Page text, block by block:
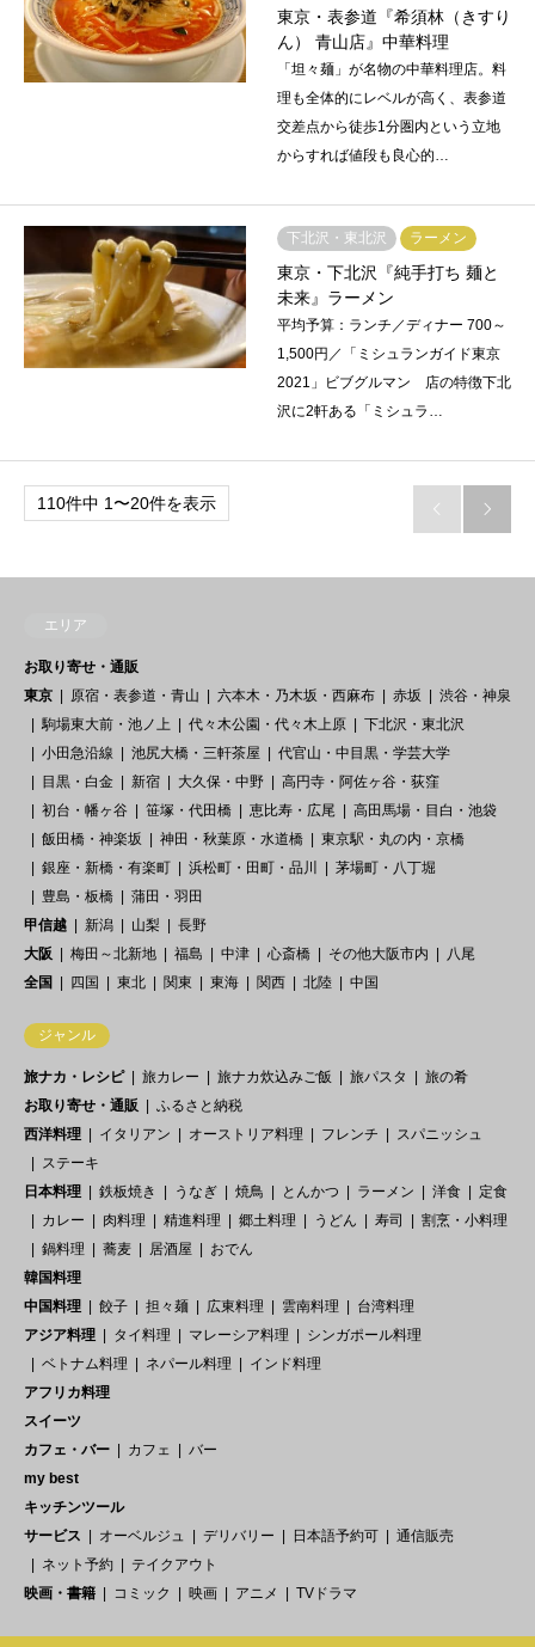
東京・表参道『希須林（きすり
ん） 青山店』中華料理
「坦々麺」が名物の中華料理店。料
理も全体的にレベルが高く、表参道
交差点から徒歩1分圏内という立地
からすれば値段も良心的…
下北沢・東北沢 ラーメン
東京・下北沢『純手打ち 麺と
未来』ラーメン
平均予算：ランチ／ディナー 700～
1,500円／「ミシュランガイド東京
2021」ビブグルマン 店の特徴下北
沢に2軒ある「ミシュラ…
110件中 1〜20件を表示  
エリア
お取り寄せ・通販
東京
原宿・表参道・青山 六本木・乃木坂・西麻布 赤坂
渋谷・神泉
駒場東大前・池ノ上
代々木公園・代々木上原
下北沢・東北沢
小田急沿線
池尻大橋・三軒茶屋
代官山・中目黒・学芸大学
目黒・白金
新宿 大久保・中野
高円寺・阿佐ヶ谷・荻窪
初台・幡ヶ谷
笹塚・代田橋 恵比寿・広尾
高田馬場・目白・池袋
飯田橋・神楽坂
神田・秋葉原・水道橋
東京駅・丸の内・京橋
銀座・新橋・有楽町
浜松町・田町・品川
茅場町・八丁堀
豊島・板橋
蒲田・羽田
甲信越
新潟 山梨
長野
大阪
梅田～北新地 福島 中津 心斎橋 その他大阪市内
八尾
全国
四国 東北 関東 東海 関西 北陸 中国
ジャンル
旅ナカ・レシピ 旅カレー 旅ナカ炊込みご飯 旅パスタ
旅の肴
お取り寄せ・通販
ふるさと納税
西洋料理
イタリアン オーストリア料理 フレンチ
スパニッシュ
ステーキ
日本料理
鉄板焼き うなぎ 焼鳥 とんかつ ラーメン 洋食
定食
カレー
肉料理 精進料理 郷土料理 うどん 寿司
割烹・小料理
鍋料理
蕎麦 居酒屋
おでん
韓国料理
中国料理
餃子 担々麺 広東料理 雲南料理
台湾料理
アジア料理
タイ料理 マレーシア料理
シンガポール料理
ベトナム料理
ネパール料理
インド料理
アフリカ料理
スイーツ
カフェ・バー
カフェ
バー
my best
キッチンツール
サービス
オーベルジュ デリバリー 日本語予約可
通信販売
ネット予約
テイクアウト
映画・書籍
コミック 映画 アニメ TVドラマ